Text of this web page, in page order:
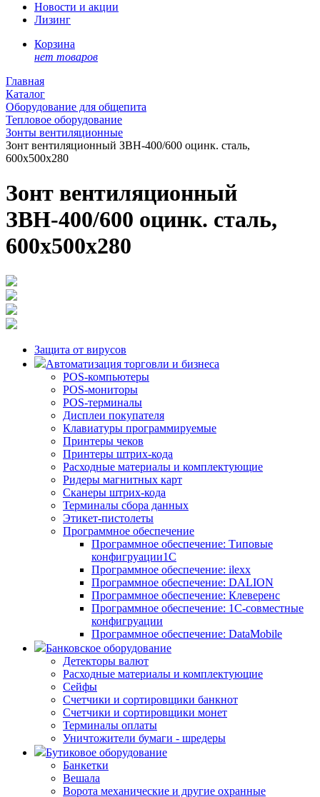
Новости и акции
Лизинг
Корзина
нет товаров
Главная
Каталог
Оборудование для общепита
Тепловое оборудование
Зонты вентиляционные
Зонт вентиляционный ЗВН-400/600 оцинк. сталь,
600х500х280
Зонт вентиляционный
ЗВН-400/600 оцинк. сталь,
600х500х280
Защита от вирусов
Автоматизация торговли и бизнеса
POS-компьютеры
POS-мониторы
POS-терминалы
Дисплеи покупателя
Клавиатуры программируемые
Принтеры чеков
Принтеры штрих-кода
Расходные материалы и комплектующие
Ридеры магнитных карт
Сканеры штрих-кода
Терминалы сбора данных
Этикет-пистолеты
Программное обеспечение
Программное обеспечение: Типовые
конфигруации1С
Программное обеспечение: ilexx
Программное обеспечение: DALION
Программное обеспечение: Клеверенс
Программное обеспечение: 1С-совместные
конфигруации
Программное обеспечение: DataMobile
Банковское оборудование
Детекторы валют
Расходные материалы и комплектующие
Сейфы
Счетчики и сортировщики банкнот
Счетчики и сортировщики монет
Терминалы оплаты
Уничтожители бумаги - шредеры
Бутиковое оборудование
Банкетки
Вешала
Ворота механические и другие охранные